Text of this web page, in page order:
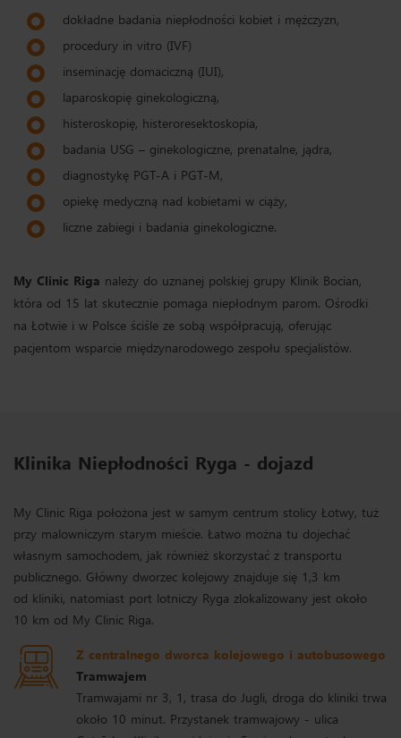
dokładne badania niepłodności kobiet i mężczyzn,
procedury in vitro (IVF)
inseminację domaciczną (IUI),
laparoskopię ginekologiczną,
histeroskopię, histeroresektoskopia,
badania USG – ginekologiczne, prenatalne, jądra,
diagnostykę PGT-A i PGT-M,
opiekę medyczną nad kobietami w ciąży,
liczne zabiegi i badania ginekologiczne.
My Clinic Riga należy do uznanej polskiej grupy Klinik Bocian,
która od 15 lat skutecznie pomaga niepłodnym parom. Ośrodki
na Łotwie i w Polsce ściśle ze sobą współpracują, oferując
pacjentom wsparcie międzynarodowego zespołu specjalistów.
Klinika Niepłodności Ryga - dojazd
My Clinic Riga położona jest w samym centrum stolicy Łotwy, tuż
przy malowniczym starym mieście. Łatwo można tu dojechać
własnym samochodem, jak również skorzystać z transportu
publicznego. Główny dworzec kolejowy znajduje się 1,3 km
od kliniki, natomiast port lotniczy Ryga zlokalizowany jest około
10 km od My Clinic Riga.
Z centralnego dworca kolejowego i autobusowego
Tramwajem
Tramwajami nr 3, 1, trasa do Jugli, droga do kliniki trwa
około 10 minut. Przystanek tramwajowy - ulica